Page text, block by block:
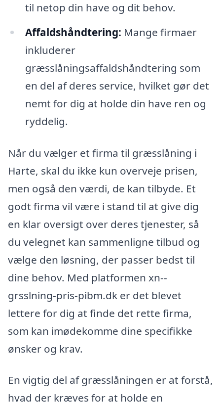
til netop din have og dit behov.
Affaldshåndtering: Mange firmaer
inkluderer
græsslåningsaffaldshåndtering som
en del af deres service, hvilket gør det
nemt for dig at holde din have ren og
ryddelig.
Når du vælger et firma til græsslåning i
Harte, skal du ikke kun overveje prisen,
men også den værdi, de kan tilbyde. Et
godt firma vil være i stand til at give dig
en klar oversigt over deres tjenester, så
du velegnet kan sammenligne tilbud og
vælge den løsning, der passer bedst til
dine behov. Med platformen xn--
grsslning-pris-pibm.dk er det blevet
lettere for dig at finde det rette firma,
som kan imødekomme dine specifikke
ønsker og krav.
En vigtig del af græsslåningen er at forstå,
hvad der kræves for at holde en